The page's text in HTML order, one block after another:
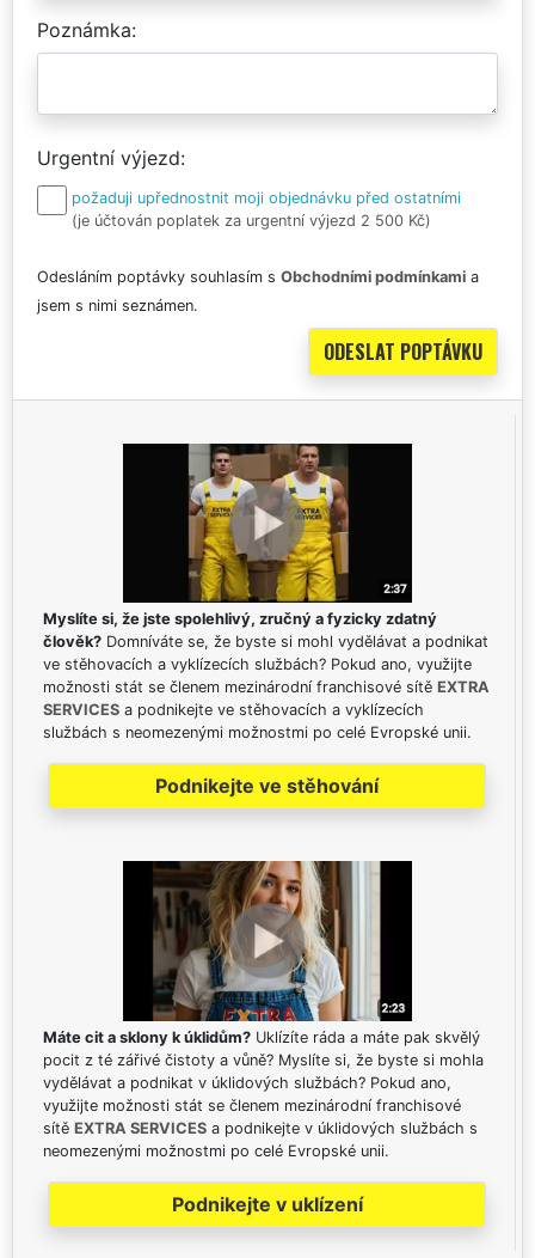
Poznámka
Urgentní výjezd
požaduji upřednostnit moji objednávku před ostatními
(je účtován poplatek za urgentní výjezd 2 500 Kč)
Odesláním poptávky souhlasím s Obchodními podmínkami a
jsem s nimi seznámen.
Myslíte si, že jste spolehlivý, zručný a fyzicky zdatný
člověk? Domníváte se, že byste si mohl vydělávat a podnikat
ve stěhovacích a vyklízecích službách? Pokud ano, využijte
možnosti stát se členem mezinárodní franchisové sítě EXTRA
SERVICES a podnikejte ve stěhovacích a vyklízecích
službách s neomezenými možnostmi po celé Evropské unii.
Podnikejte ve stěhování
Máte cit a sklony k úklidům? Uklízíte ráda a máte pak skvělý
pocit z té zářivé čistoty a vůně? Myslíte si, že byste si mohla
vydělávat a podnikat v úklidových službách? Pokud ano,
využijte možnosti stát se členem mezinárodní franchisové
sítě EXTRA SERVICES a podnikejte v úklidových službách s
neomezenými možnostmi po celé Evropské unii.
Podnikejte v uklízení